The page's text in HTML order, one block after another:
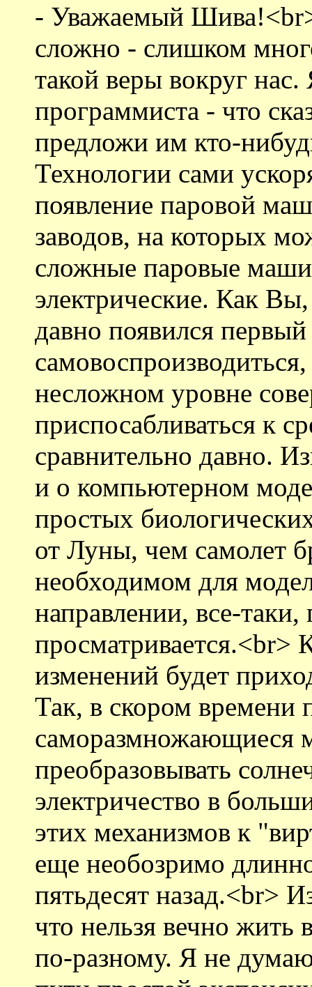
- Уважаемый
сложно - слишком
такой веры вокруг
программиста - что
предложи им кто-
Технологии сами
появление паровой
заводов, на которых
сложные паровые
электрические. Как Вы,
давно появился
несложном уровне
приспосабливаться к
сравнительно давно.
и о компьютерном
простых
от Луны, чем самолет
необходимом для
направлении, все-
просматривается.<br>
изменений будет
Так, в скором времени
саморазмножающиеся
преобразовывать
электричество в
этих механизмов к
еще необозримо
пятьдесят назад.<br>
что нельзя вечно
по-разному. Я не